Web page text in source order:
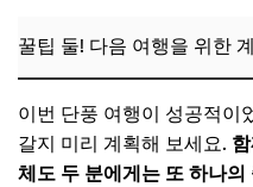
꿀팁 둘! 다음 여행을 위한
이번 단풍 여행이 성공적이
갈지 미리 계획해 보세요.
체도 두 분에게는 또 하나의